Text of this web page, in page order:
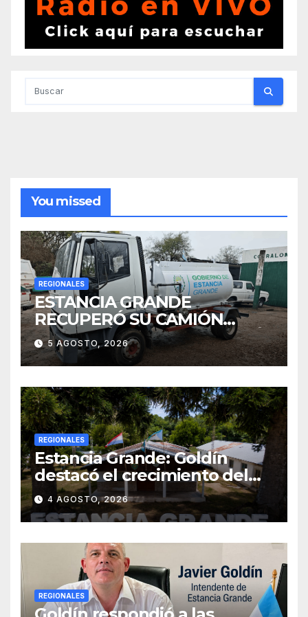
You missed
REGIONALES
ESTANCIA GRANDE
RECUPERÓ SU CAMIÓN
ATMOSFÉRICO Y MEJORARÁ
EL SERVICIO DE
SANEAMIENTO PARA LOS
VECINOS
5 AGOSTO, 2026
REGIONALES
Estancia Grande: Goldín
destacó el crecimiento del
municipio, anunció nuevas
obras y defendió su gestión
frente a las críticas
4 AGOSTO, 2026
REGIONALES